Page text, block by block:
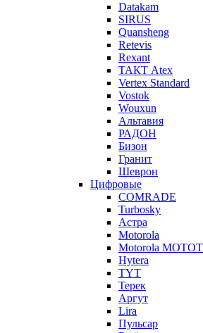
Datakam
SIRUS
Quansheng
Retevis
Rexant
ТАКТ Atex
Vertex Standard
Vostok
Wouxun
Альтавия
РАДОН
Бизон
Гранит
Шеврон
Цифровые
COMRADE
Turbosky
Астра
Motorola
Motorola
Hytera
TYT
Терек
Аргут
Lira
Пульсар